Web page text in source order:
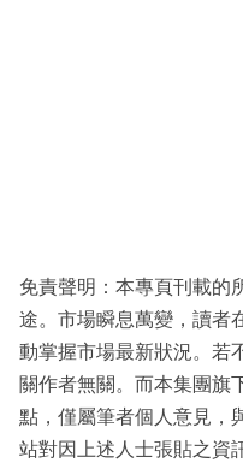
免責聲明：本專頁刊載的
途。市場瞬息萬變，讀者
動掌握市場最新狀況。若
關作者無關。而本集團旗
點，僅屬筆者個人意見，
站對因上述人士張貼之資